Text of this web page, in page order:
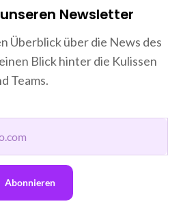
Newsletter
Überblick über die News des
Blick hinter die Kulissen
Teams.